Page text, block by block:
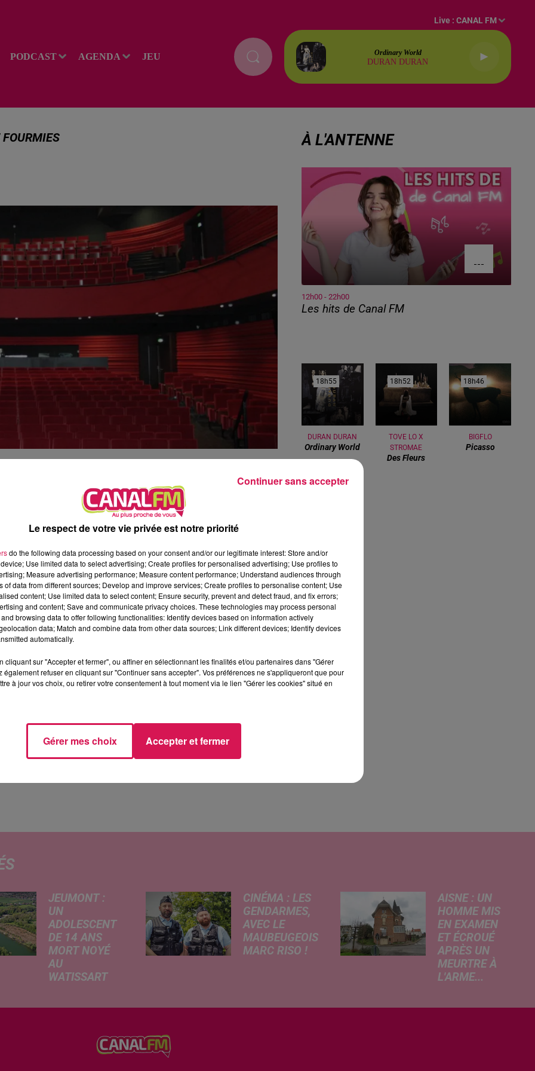
PODCAST AGENDA JEU
Live :CANAL FM
Ordinary World
DURAN DURAN
la programmation au théâtre Jean Ferrat de Fourmies
et bien lieu malgré la situation de crise sanitaire. Simplement,
de la propagation du coronavirus COVID-19 et suite aux
de OLIVIER DE BENOIST prévu initialement le jeudi 15 octobre
au dimanche 25 avril 2021 à 16h.
en doublant les séances de spectacle du même artiste,
ANNULÉ COMME L'INDIQUE LE THÉÂTRE JEAN
D’APPRENDRE PAR SON MANAGER QUE FRANK
PAS ASSURER SON CONCERT PRÉVU CE DIMANCHE
noms comme Michèle Bernier, Pierre Palmade et du théâtre de
RESPONSABLE DU THÉÂTRE... ( ATTENTION,
DE L'ANNULATION DU CONCERT DE FRANCK
À L'ANTENNE
12h00 - 22h00
Les hits de Canal FM
18h55
18h55
DURAN DURAN
Ordinary World
18h52
18h52
TOVE LO X
STROMAE
Des Fleurs
18h46
18h46
BIGFLO
Picasso
JEUMONT :
UN
ADOLESCENT
DE 14 ANS
MORT NOYÉ
AU
WATISSART
informations
lundi par nos
confrères de La
CINÉMA : LES
GENDARMES,
AVEC LE
MAUBEUGEOIS
MARC RISO !
de la célèbre bande
AISNE : UN
HOMME MIS
EN EXAMEN
ET ÉCROUÉ
APRÈS UN
MEURTRE À
L'ARME...
produit au cours
Le respect de votre vie privée est notre priorité
do the following data processing based on your consent and/or our legitimate interest: Store and/or
Use limited data to select advertising; Create profiles for personalised advertising; Use profiles to
Measure advertising performance; Measure content performance; Understand audiences through
of data from different sources; Develop and improve services; Create profiles to personalise content; Use
content; Use limited data to select content; Ensure security, prevent and detect fraud, and fix errors;
and content; Save and communicate privacy choices. These technologies may process personal
browsing data to offer following functionalities: Identify devices based on information actively
data; Match and combine data from other data sources; Link different devices; Identify devices
automatically.
cliquant sur "Accepter et fermer", ou affiner en sélectionnant les finalités et/ou partenaires dans "Gérer
également refuser en cliquant sur "Continuer sans accepter". Vos préférences ne s'appliqueront que pour
à jour vos choix, ou retirer votre consentement à tout moment via le lien "Gérer les cookies" situé en
Gérer mes choix Accepter et fermer
Continuer sans accepter